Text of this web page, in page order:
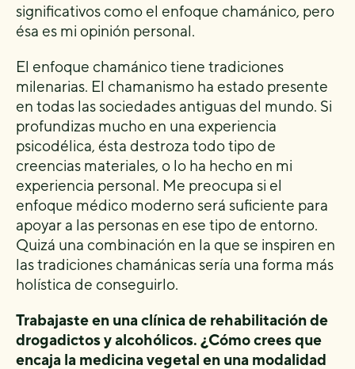
significativos como el enfoque chamánico, pero
ésa es mi opinión personal.
El enfoque chamánico tiene tradiciones
milenarias. El chamanismo ha estado presente
en todas las sociedades antiguas del mundo. Si
profundizas mucho en una experiencia
psicodélica, ésta destroza todo tipo de
creencias materiales, o lo ha hecho en mi
experiencia personal. Me preocupa si el
enfoque médico moderno será suficiente para
apoyar a las personas en ese tipo de entorno.
Quizá una combinación en la que se inspiren en
las tradiciones chamánicas sería una forma más
holística de conseguirlo.
Trabajaste en una clínica de rehabilitación de
drogadictos y alcohólicos. ¿Cómo crees que
encaja la medicina vegetal en una modalidad